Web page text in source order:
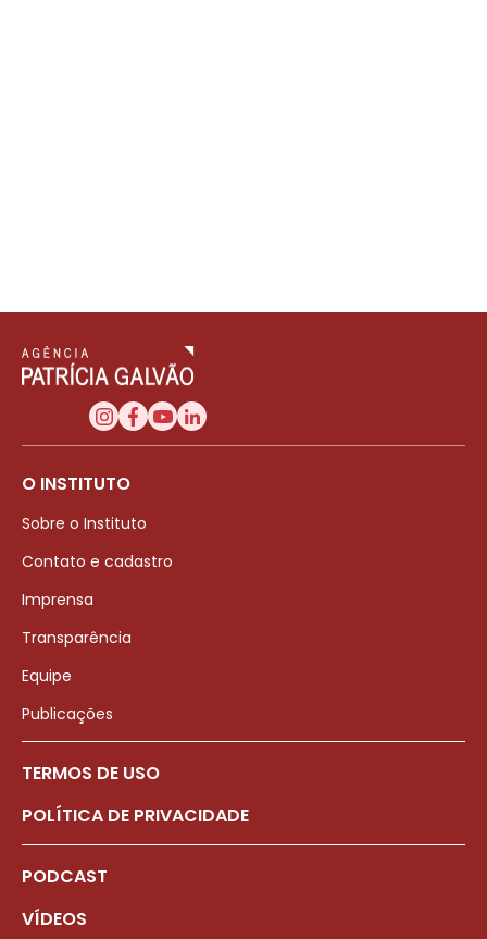
O INSTITUTO
Sobre o Instituto
Contato e cadastro
Imprensa
Transparência
Equipe
Publicações
TERMOS DE USO
POLÍTICA DE PRIVACIDADE
PODCAST
VÍDEOS